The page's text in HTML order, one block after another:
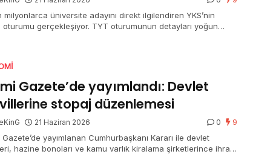
milyonlarca üniversite adayını direkt ilgilendiren YKS’nin
oturumu gerçekleşiyor. TYT oturumunun detayları yoğun
sorusuna yanıt arıyor.
Gazete’de yayımlandı: Devlet
stopaj düzenlemesi
21 Haziran 2026 0 9
Gazete’de yayımlanan Cumhurbaşkanı Kararı ile devlet
hazine bonoları ve kamu varlık kiralama şirketlerince ihraç